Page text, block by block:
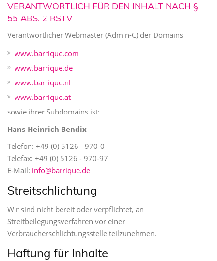
VERANTWORTLICH FÜR DEN INHALT NACH §
55 ABS. 2 RSTV
Verantwortlicher Webmaster (Admin-C) der Domains
www.barrique.com
www.barrique.de
www.barrique.nl
www.barrique.at
sowie ihrer Subdomains ist:
Hans-Heinrich Bendix
Telefon: +49 (0) 5126 - 970-0
Telefax: +49 (0) 5126 - 970-97
E-Mail: info@barrique.de
Streitschlichtung
Wir sind nicht bereit oder verpflichtet, an
Streitbeilegungsverfahren vor einer
Verbraucherschlichtungsstelle teilzunehmen.
Haftung für Inhalte